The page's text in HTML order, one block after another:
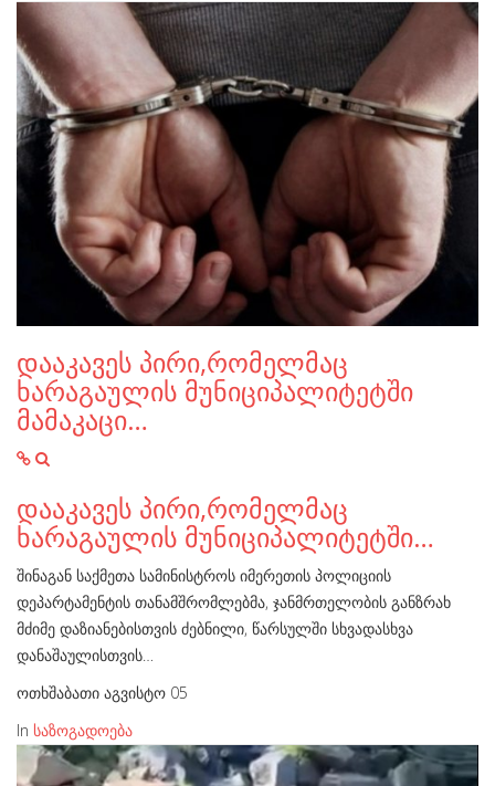
დააკავეს პირი,რომელმაც
ხარაგაულის მუნიციპალიტეტში
მამაკაცი…
დააკავეს პირი,რომელმაც
ხარაგაულის მუნიციპალიტეტში…
შინაგან საქმეთა სამინისტროს იმერეთის პოლიციის
დეპარტამენტის თანამშრომლებმა, ჯანმრთელობის განზრახ
მძიმე დაზიანებისთვის ძებნილი, წარსულში სხვადასხვა
დანაშაულისთვის…
ოთხშაბათი აგვისტო 05
In საზოგადოება